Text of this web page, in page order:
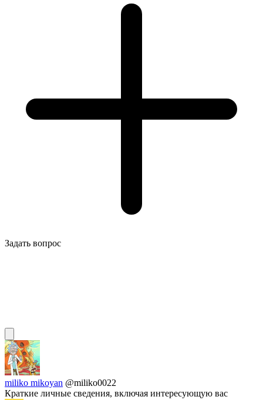
Задать вопрос
miliko mikoyan @miliko0022
Краткие личные сведения, включая интересующую вас